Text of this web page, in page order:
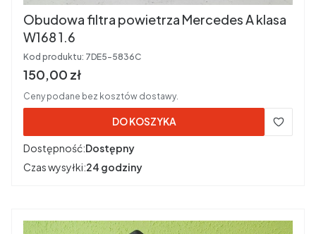
Obudowa filtra powietrza Mercedes A klasa
W168 1.6
Kod produktu: 7DE5-5836C
Cena brutto
150,00 zł
Ceny podane bez kosztów dostawy.
DO KOSZYKA
Dostępność:Dostępny
Czas wysyłki:24 godziny